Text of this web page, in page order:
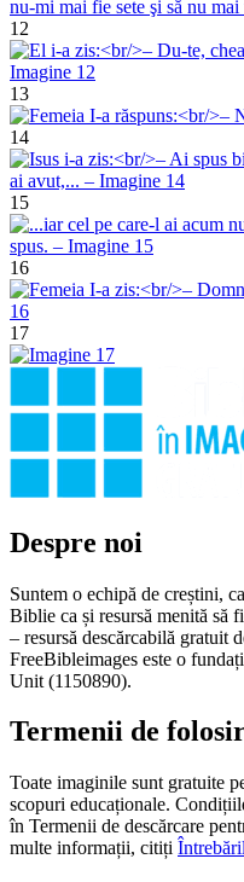
12
13
14
15
16
17
Despre noi
Suntem o echipă de creștini,
Biblie ca și resursă menită să
– resursă descărcabilă gratuit
FreeBibleimages este o
Unit (1150890).
Termenii de
Toate imaginile sunt gratuite
scopuri educaționale.
în Termenii de descărcare
multe informații, citiți